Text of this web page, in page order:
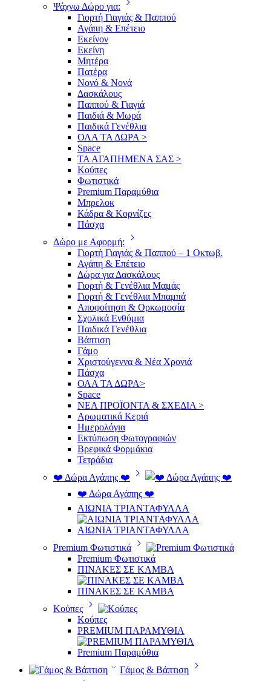
Ψάχνω Δώρο για:
Γιορτή Γιαγιάς & Παππού
Αγάπη & Επέτειο
Εκείνον
Εκείνη
Μητέρα
Πατέρα
Νονό & Νονά
Δασκάλους
Παππού & Γιαγιά
Παιδιά & Μωρά
Παιδικά Γενέθλια
ΟΛΑ ΤΑ ΔΩΡΑ >
Space
ΤΑ ΑΓΑΠΗΜΕΝΑ ΣΑΣ >
Κούπες
Φωτιστικά
Premium Παραμύθια
Μπρελοκ
Κάδρα & Κορνίζες
Πάσχα
Δώρο με Αφορμή:
Γιορτή Γιαγιάς & Παππού – 1 Οκτωβ.
Αγάπη & Επέτειο
Δώρα για Δασκάλους
Γιορτή & Γενέθλια Μαμάς
Γιορτή & Γενέθλια Μπαμπά
Αποφοίτηση & Ορκωμοσία
Σχολικά Ενθύμια
Παιδικά Γενέθλια
Βάπτιση
Γάμο
Χριστούγεννα & Νέα Χρονιά
Πάσχα
ΟΛΑ ΤΑ ΔΩΡΑ>
Space
ΝΕΑ ΠΡΟΪΟΝΤΑ & ΣΧΕΔΙΑ >
Αρωματικά Κεριά
Ημερολόγια
Εκτύπωση Φωτογραφιών
Βρεφικά Φορμάκια
Τετράδια
❤️ Δώρα Αγάπης ❤️
❤️ Δώρα Αγάπης ❤️
ΑΙΩΝΙΑ ΤΡΙΑΝΤΑΦΥΛΛΑ
ΑΙΩΝΙΑ ΤΡΙΑΝΤΑΦΥΛΛΑ
Premium Φωτιστικά
Premium Φωτιστικά
ΠΙΝΑΚΕΣ ΣΕ ΚΑΜΒΑ
ΠΙΝΑΚΕΣ ΣΕ ΚΑΜΒΑ
Κούπες
Κούπες
PREMIUM ΠΑΡΑΜΥΘΙΑ
Premium Παραμύθια
Γάμος & Βάπτιση